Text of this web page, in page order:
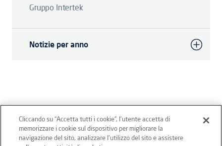
Gruppo Intertek
Notizie per anno
Intertek Italia SpA - P.IVA 12431470157
Cliccando su “Accetta tutti i cookie”, l'utente accetta di
memorizzare i cookie sul dispositivo per migliorare la
navigazione del sito, analizzare l'utilizzo del sito e assistere